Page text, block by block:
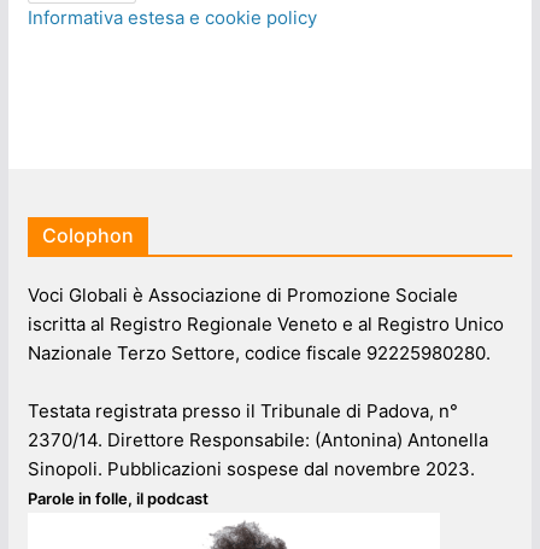
Informativa estesa e cookie policy
Colophon
Voci Globali è Associazione di Promozione Sociale
iscritta al Registro Regionale Veneto e al Registro Unico
Nazionale Terzo Settore, codice fiscale 92225980280.
Testata registrata presso il Tribunale di Padova, n°
2370/14. Direttore Responsabile: (Antonina) Antonella
Sinopoli. Pubblicazioni sospese dal novembre 2023.
Parole in folle, il podcast